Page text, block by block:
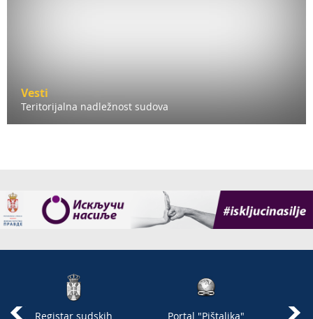
Vesti
Teritorijalna nadležnost sudova
Registar sudskih Portal "Pištaljka"